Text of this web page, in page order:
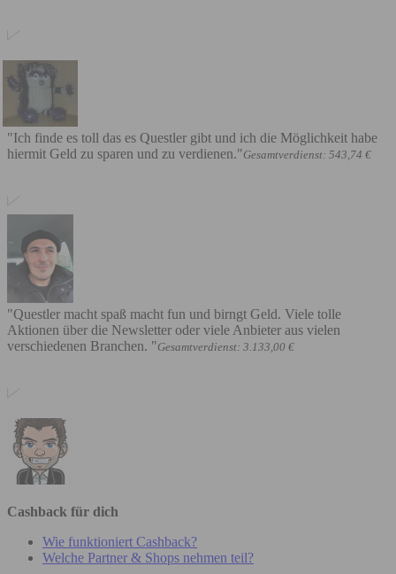
"Ich finde es toll das es Questler gibt und ich die Möglichkeit habe
hiermit Geld zu sparen und zu verdienen."Gesamtverdienst: 543,74 €
"Questler macht spaß macht fun und birngt Geld. Viele tolle
Aktionen über die Newsletter oder viele Anbieter aus vielen
verschiedenen Branchen. "Gesamtverdienst: 3.133,00 €
Cashback für dich
Wie funktioniert Cashback?
Welche Partner & Shops nehmen teil?